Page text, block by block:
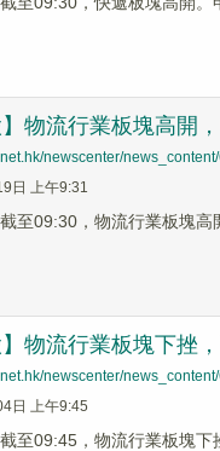
】物流行業板塊高開
newscenter/
日 上午9:31
至09:30，物流行業板塊
】物流行業板塊下挫
newscenter/
日 上午9:45
至09:45，物流行業板塊